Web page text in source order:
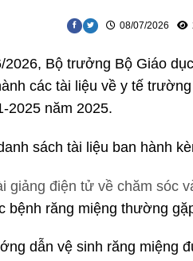
08/07/2026
2026, Bộ trưởng Bộ Giáo
các tài liệu về y tế
2025 năm 2025.
sách tài liệu ban hành
giảng điện tử về chăm sóc
bệnh răng miệng thường
dẫn vệ sinh răng miệng